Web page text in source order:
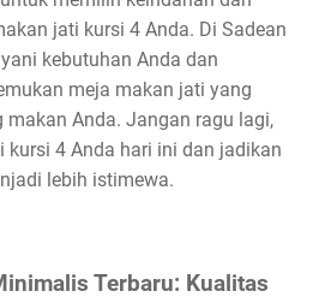
jati kursi 4 Anda. Di Sadean
kebutuhan Anda dan
meja makan jati yang
makan Anda. Jangan ragu lagi,
kursi 4 Anda hari ini dan jadikan
lebih istimewa.
Terbaru: Kualitas